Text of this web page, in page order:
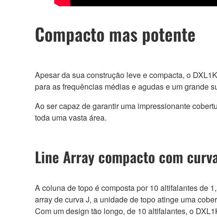
Compacto mas potente
Apesar da sua construção leve e compacta, o
para as frequências médias e agudas e um grande
Ao ser capaz de garantir uma impressionante
toda uma vasta área.
Line Array compacto com
A coluna de topo é composta por 10 altifalantes de
array de curva J, a unidade de topo atinge uma
Com um design tão longo, de 10 altifalantes, o